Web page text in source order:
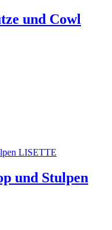
und Cowl
und Stulpen